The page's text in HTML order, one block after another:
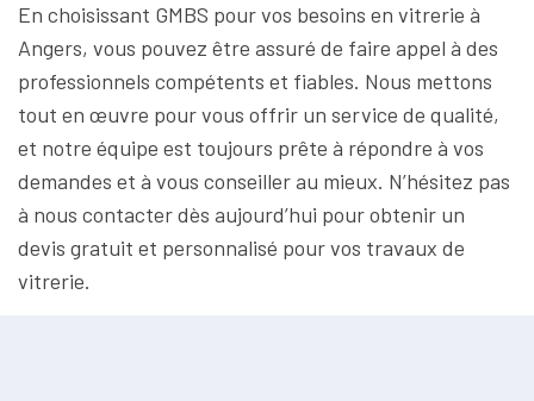
En choisissant GMBS pour vos besoins en vitrerie à
Angers, vous pouvez être assuré de faire appel à des
professionnels compétents et fiables. Nous mettons
tout en œuvre pour vous offrir un service de qualité,
et notre équipe est toujours prête à répondre à vos
demandes et à vous conseiller au mieux. N’hésitez pas
à nous contacter dès aujourd’hui pour obtenir un
devis gratuit et personnalisé pour vos travaux de
vitrerie.